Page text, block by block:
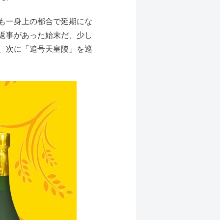
一身上の都合で延期にな
事があった始末だ、少し
次に「追号天皇陵」を巡